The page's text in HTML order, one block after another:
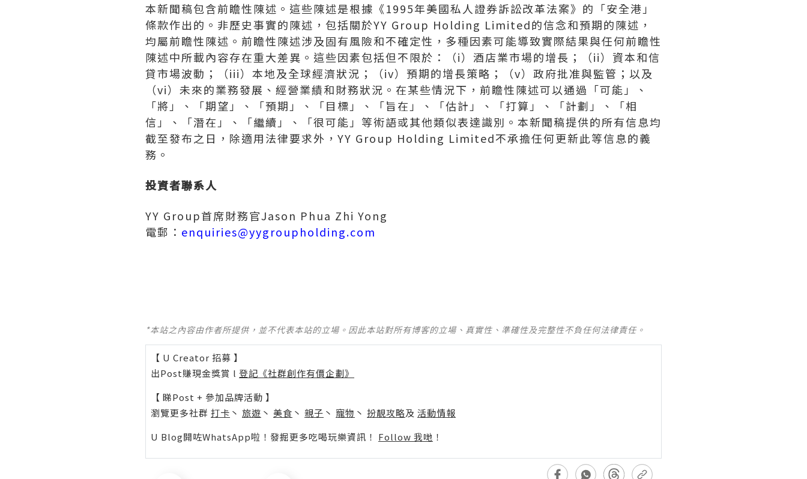
本新聞稿包含前瞻性陳述。這些陳述是根據《1995年美國私人證券訴訟改革法案》的「安全港」
條款作出的。非歷史事實的陳述，包括關於YY Group Holding Limited的信念和預期的陳述，
均屬前瞻性陳述。前瞻性陳述涉及固有風險和不確定性，多種因素可能導致實際結果與任何前瞻性
陳述中所載內容存在重大差異。這些因素包括但不限於：（i）酒店業市場的增長；（ii）資本和信
貸市場波動；（iii）本地及全球經濟狀況；（iv）預期的增長策略；（v）政府批准與監管；以及
（vi）未來的業務發展、經營業績和財務狀況。在某些情況下，前瞻性陳述可以通過「可能」、
「將」、「期望」、「預期」、「目標」、「旨在」、「估計」、「打算」、「計劃」、「相
信」、「潛在」、「繼續」、「很可能」等術語或其他類似表達識別。本新聞稿提供的所有信息均
截至發布之日，除適用法律要求外，YY Group Holding Limited不承擔任何更新此等信息的義
務。
投資者聯系人
YY Group首席財務官Jason Phua Zhi Yong
電郵： enquiries@yygroupholding.com
*本站之內容由作者所提供，並不代表本站的立場。因此本站對所有博客的立場、真實性、準確性及完整性不負任何法律責任。
【 U Creator 招募 】
出Post賺現金獎賞 l 登記《社群創作有價企劃》
【 睇Post + 參加品牌活動 】
瀏覽更多社群 打卡 丶 旅遊 丶 美食 丶 親子 丶 寵物 丶 扮靚攻略及 活動情報
U Blog開咗WhatsApp啦！發掘更多吃喝玩樂資訊！ Follow 我哋 ！